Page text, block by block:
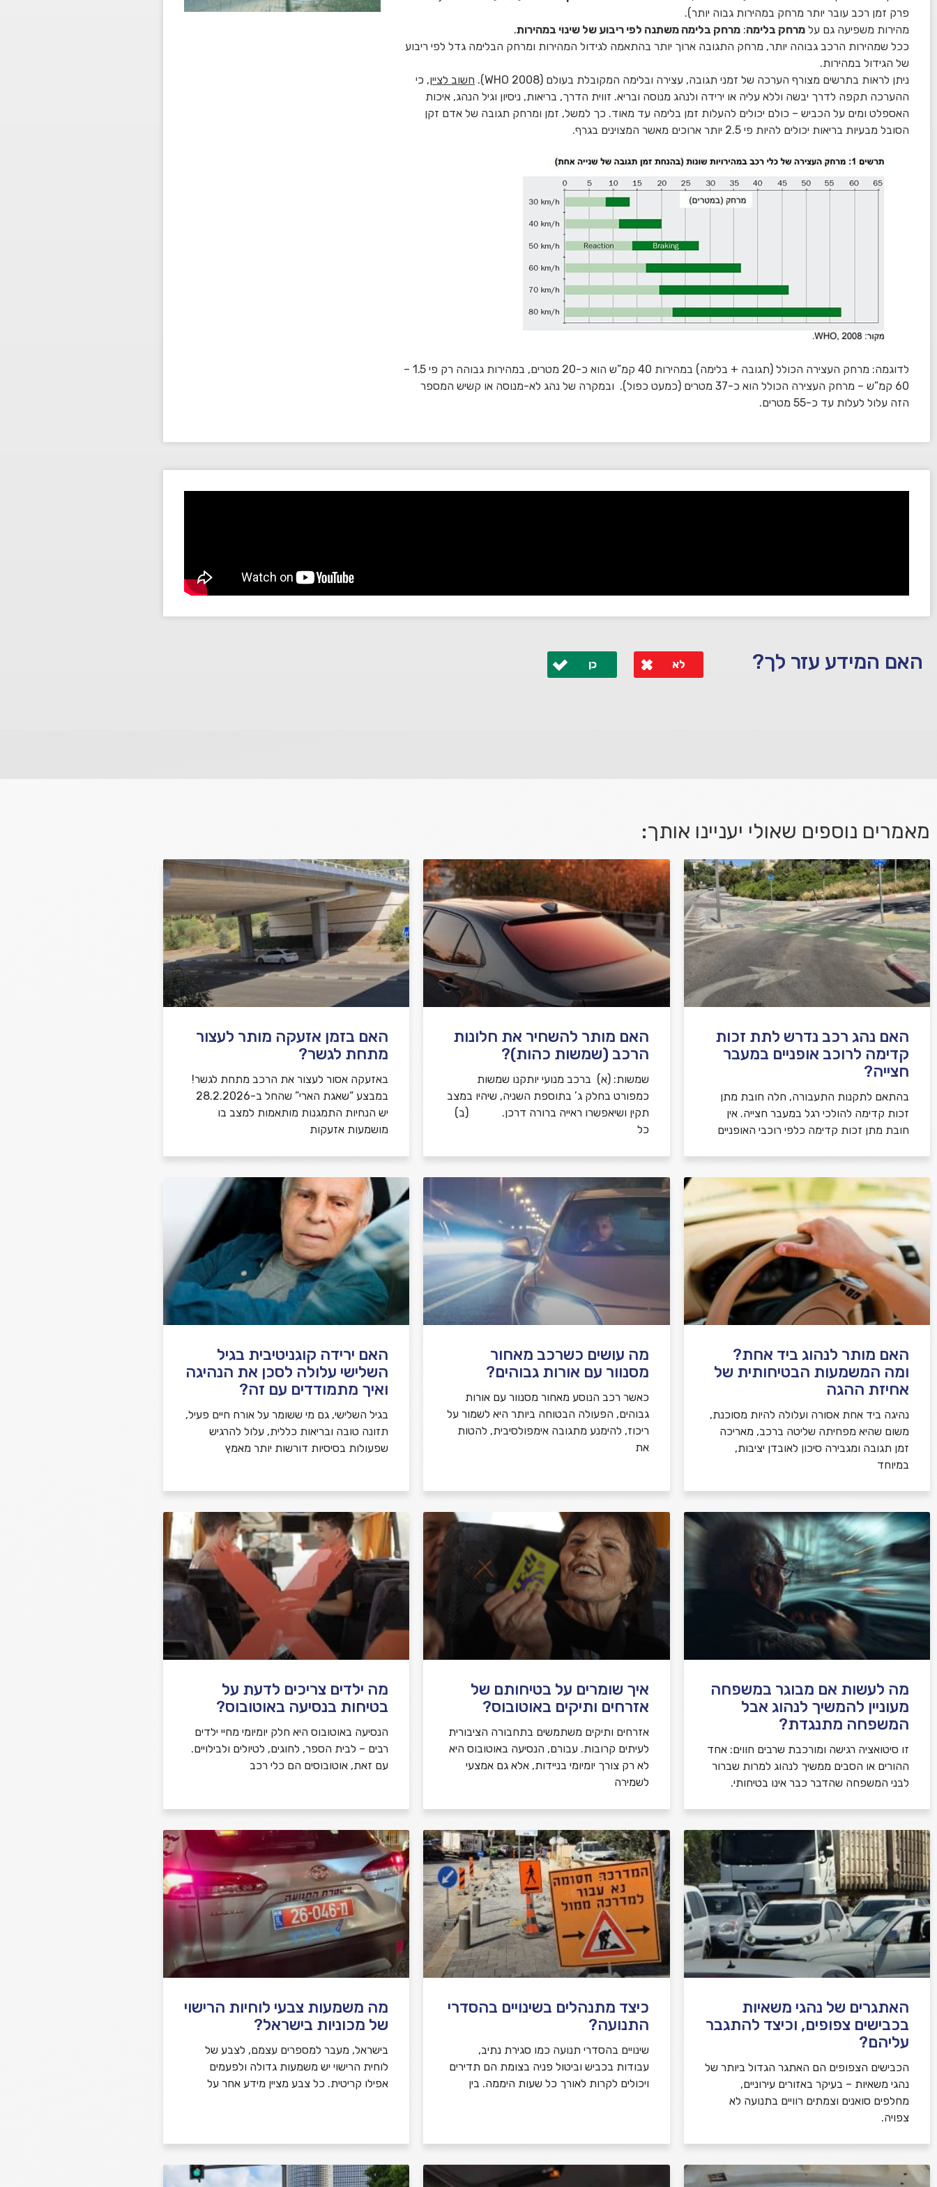
פרק זמן רכב עובר יותר מרחק במהירות גבוה יותר).
מהירות משפיעה גם על מרחק בלימה: מרחק בלימה משתנה לפי ריבוע של שינוי במהירות.
ככל שמהירות הרכב גבוהה יותר, מרחק התגובה ארוך יותר בהתאמה לגידול המהירות ומרחק הבלימה גדל לפי ריבוע
של הגידול במהירות.
ניתן לראות בתרשים מצורף הערכה של זמני תגובה, עצירה ובלימה המקובלת בעולם (WHO 2008).
חשוב לציין, כי
ההערכה תקפה לדרך יבשה וללא עליה או ירידה ולנהג מנוסה ובריא. זווית הדרך, בריאות, ניסיון וגיל הנהג, איכות
האספלט ומים על הכביש – כולם יכולים להעלות זמן בלימה עד מאוד. כך למשל, זמן ומרחק תגובה של אדם זקן
הסובל מבעיות בריאות יכולים להיות פי 2.5 יותר ארוכים מאשר המצוינים בגרף.
לדוגמה: מרחק העצירה הכולל (תגובה + בלימה) במהירות 40 קמ”ש הוא כ-20 מטרים, במהירות גבוהה רק פי 1.5 –
60 קמ”ש – מרחק העצירה הכולל הוא כ-37 מטרים (כמעט כפול). ובמקרה של נהג לא-מנוסה או קשיש המספר
הזה עלול לעלות עד כ-55 מטרים.
האם המידע עזר לך? לא כן
אני מאשר/ת קבלת דיוור במייל ושימוש בפרטים
בהתאםלמדיניות הפרטיות
שלח משוב
מאמרים נוספים שאולי יעניינו אותך:
האם נהג רכב נדרש לתת זכות
קדימה לרוכב אופניים במעבר
חצייה?
בהתאם לתקנות התעבורה, חלה חובת מתן
זכות קדימה להולכי רגל במעבר חצייה. אין
חובת מתן זכות קדימה כלפי רוכבי האופניים
האם מותר להשחיר את חלונות
הרכב (שמשות כהות)?
שמשות: (א) ברכב מנועי יותקנו שמשות
כמפורט בחלק ג’ בתוספת השניה, שיהיו במצב
תקין ושיאפשרו ראייה ברורה דרכן. (ב)
כל
האם בזמן אזעקה מותר לעצור
מתחת לגשר?
באזעקה אסור לעצור את הרכב מתחת לגשר!
במבצע “שאגת הארי” שהחל ב-28.2.2026
יש הנחיות התמגנות מותאמות למצב בו
מושמעות אזעקות
האם מותר לנהוג ביד אחת?
ומה המשמעות הבטיחותית של
אחיזת ההגה
נהיגה ביד אחת אסורה ועלולה להיות מסוכנת,
משום שהיא מפחיתה שליטה ברכב, מאריכה
זמן תגובה ומגבירה סיכון לאובדן יציבות,
במיוחד
מה עושים כשרכב מאחור
מסנוור עם אורות גבוהים?
כאשר רכב הנוסע מאחור מסנוור עם אורות
גבוהים, הפעולה הבטוחה ביותר היא לשמור על
ריכוז, להימנע מתגובה אימפולסיבית, להטות
את
האם ירידה קוגניטיבית בגיל
השלישי עלולה לסכן את הנהיגה
ואיך מתמודדים עם זה?
בגיל השלישי, גם מי ששומר על אורח חיים פעיל,
תזונה טובה ובריאות כללית, עלול להרגיש
שפעולות בסיסיות דורשות יותר מאמץ
מה לעשות אם מבוגר במשפחה
מעוניין להמשיך לנהוג אבל
המשפחה מתנגדת?
זו סיטואציה רגישה ומורכבת שרבים חווים: אחד
ההורים או הסבים ממשיך לנהוג למרות שברור
לבני המשפחה שהדבר כבר אינו בטיחותי.
איך שומרים על בטיחותם של
אזרחים ותיקים באוטובוס?
אזרחים ותיקים משתמשים בתחבורה הציבורית
לעיתים קרובות. עבורם, הנסיעה באוטובוס היא
לא רק צורך יומיומי בניידות, אלא גם אמצעי
לשמירה
מה ילדים צריכים לדעת על
בטיחות בנסיעה באוטובוס?
הנסיעה באוטובוס היא חלק יומיומי מחיי ילדים
רבים – לבית הספר, לחוגים, לטיולים ולבילויים.
עם זאת, אוטובוסים הם כלי רכב
האתגרים של נהגי משאיות
בכבישים צפופים, וכיצד להתגבר
עליהם?
הכבישים הצפופים הם האתגר הגדול ביותר של
נהגי משאיות – בעיקר באזורים עירוניים,
מחלפים סואנים וצמתים רוויים בתנועה לא
צפויה.
כיצד מתנהלים בשינויים בהסדרי
התנועה?
שינויים בהסדרי תנועה כמו סגירת נתיב,
עבודות בכביש וביטול פניה בצומת הם תדירים
ויכולים לקרות לאורך כל שעות היממה. בין
מה משמעות צבעי לוחיות הרישוי
של מכוניות בישראל?
בישראל, מעבר למספרים עצמם, לצבע של
לוחית הרישוי יש משמעות גדולה ולפעמים
אפילו קריטית. כל צבע מציין מידע אחר על